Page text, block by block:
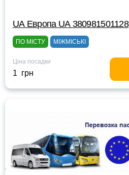
UА Европа UА 380981501128
ПО МІСТУ МІЖМІСЬКІ
Ціна посадки
1 грн